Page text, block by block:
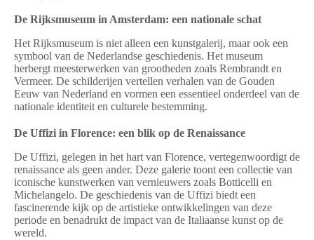
De Rijksmuseum in Amsterdam: een nationale schat
Het Rijksmuseum is niet alleen een kunstgalerij, maar ook een
symbool van de Nederlandse geschiedenis. Het museum
herbergt meesterwerken van grootheden zoals Rembrandt en
Vermeer. De schilderijen vertellen verhalen van de Gouden
Eeuw van Nederland en vormen een essentieel onderdeel van de
nationale identiteit en culturele bestemming.
De Uffizi in Florence: een blik op de Renaissance
De Uffizi, gelegen in het hart van Florence, vertegenwoordigt de
renaissance als geen ander. Deze galerie toont een collectie van
iconische kunstwerken van vernieuwers zoals Botticelli en
Michelangelo. De geschiedenis van de Uffizi biedt een
fascinerende kijk op de artistieke ontwikkelingen van deze
periode en benadrukt de impact van de Italiaanse kunst op de
wereld.